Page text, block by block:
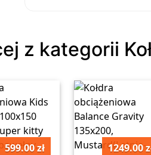
z kategorii
599.00 zł 1249.00